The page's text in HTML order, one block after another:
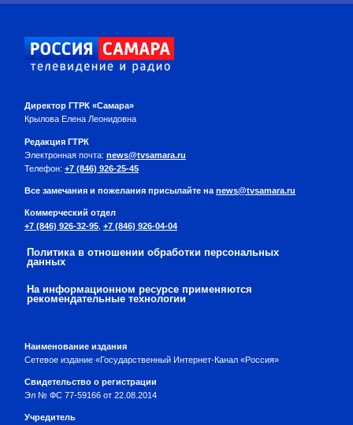
Директор ГТРК «Самара»
Крылова Елена Леонидовна
Редакция ГТРК
Электронная почта: news@tvsamara.ru
Телефон: +7 (846) 926-25-45
Все замечания и пожелания присылайте на news@tvsamara.ru
Коммерческий отдел
+7 (846) 926-32-95 +7 (846) 926-04-04
Политика в отношении обработки персональных
данных
На информационном ресурсе применяются
рекомендательные технологии
Наименование издания
Сетевое издание «Государственный Интернет-Канал «Россия»
Свидетельство о регистрации
Эл № ФС 77-59166 от 22.08.2014
Учредитель